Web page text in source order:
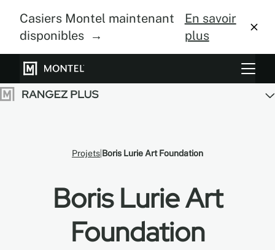
Casiers Montel maintenant
disponibles →
En savoir
plus
Systèmes de rangement
Projets Boris Lurie Art Foundation
Boris Lurie Art
Foundation